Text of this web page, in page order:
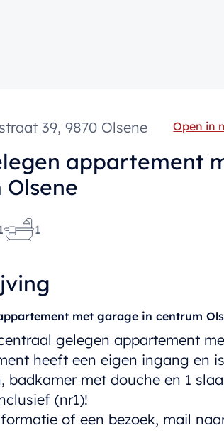
39, 9870 Olsene Open in
appartement
1
met garage in centrum
gelegen appartement
heeft een eigen ingang en
badkamer met douche en 1
(nr1)!
of een bezoek, mail